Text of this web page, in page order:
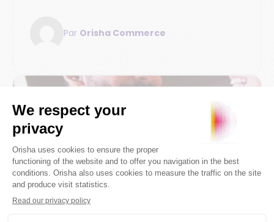
Par Orisha Commerce